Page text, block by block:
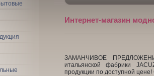
Интернет-магазин
ЗАМАНЧИВОЕ
итальянской фабрики
продукции по доступной